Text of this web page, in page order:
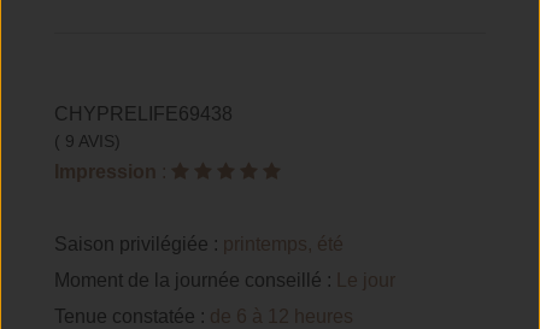
CHYPRELIFE69438
( 9 AVIS)
Impression :
Saison privilégiée : printemps, été
Moment de la journée conseillé :
Le jour
Tenue constatée : de 6 à 12 heures